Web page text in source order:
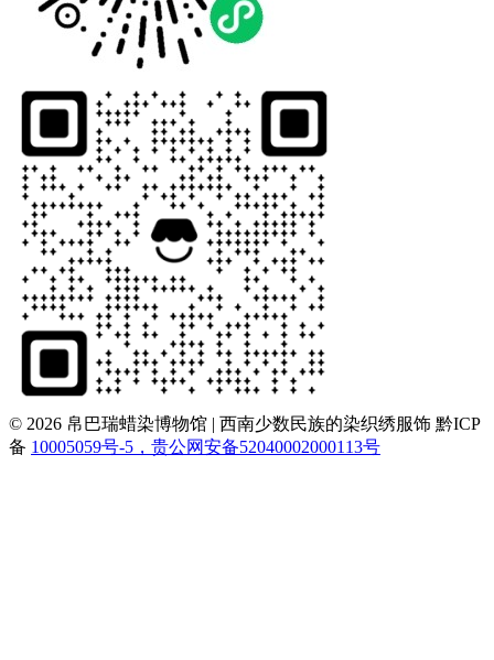
© 2026 帛巴瑞蜡染博物馆 | 西南少数民族的染织绣服饰 黔ICP
备 10005059号-5，贵公网安备52040002000113号